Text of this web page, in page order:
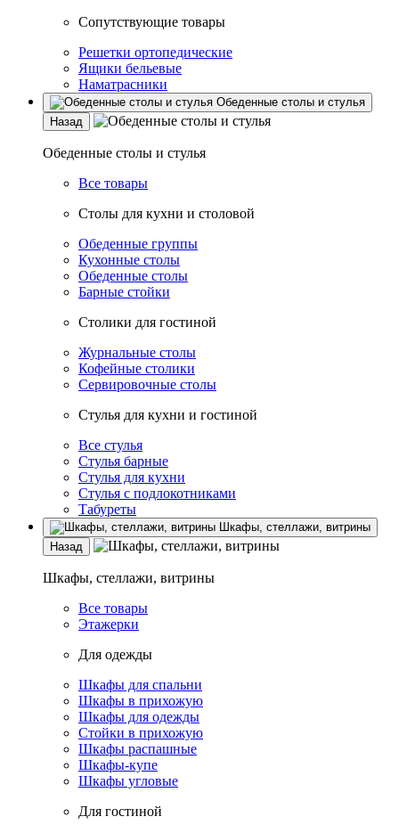
Сопутствующие товары
Решетки ортопедические
Ящики бельевые
Наматрасники
Обеденные столы и стулья
Назад
Обеденные столы и стулья
Все товары
Столы для кухни и столовой
Обеденные группы
Кухонные столы
Обеденные столы
Барные стойки
Столики для гостиной
Журнальные столы
Кофейные столики
Сервировочные столы
Стулья для кухни и гостиной
Все стулья
Стулья барные
Стулья для кухни
Стулья с подлокотниками
Табуреты
Шкафы, стеллажи, витрины
Назад
Шкафы, стеллажи, витрины
Все товары
Этажерки
Для одежды
Шкафы для спальни
Шкафы в прихожую
Шкафы для одежды
Стойки в прихожую
Шкафы распашные
Шкафы-купе
Шкафы угловые
Для гостиной